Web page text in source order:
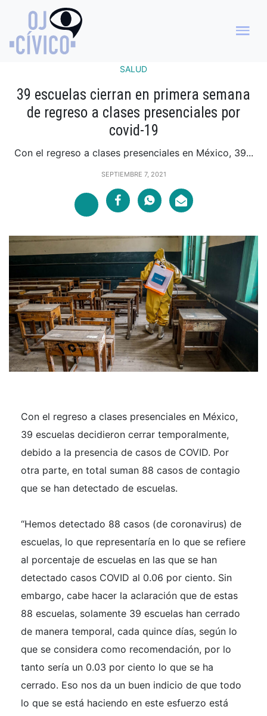
SALUD
39 escuelas cierran en primera semana
de regreso a clases presenciales por
covid-19
Con el regreso a clases presenciales en México, 39...
SEPTIEMBRE 7, 2021
Con el regreso a clases presenciales en México,
39 escuelas decidieron cerrar temporalmente,
debido a la presencia de casos de COVID. Por
otra parte, en total suman 88 casos de contagio
que se han detectado de escuelas.
“Hemos detectado 88 casos (de coronavirus) de
escuelas, lo que representaría en lo que se refiere
al porcentaje de escuelas en las que se han
detectado casos COVID al 0.06 por ciento. Sin
embargo, cabe hacer la aclaración que de estas
88 escuelas, solamente 39 escuelas han cerrado
de manera temporal, cada quince días, según lo
que se considera como recomendación, por lo
tanto sería un 0.03 por ciento lo que se ha
cerrado. Eso nos da un buen indicio de que todo
lo que se está haciendo en este esfuerzo está